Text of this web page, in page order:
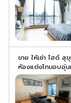
ขาย ให้เช่า ไฮด์
ห้องแต่งโทนอบอุ่